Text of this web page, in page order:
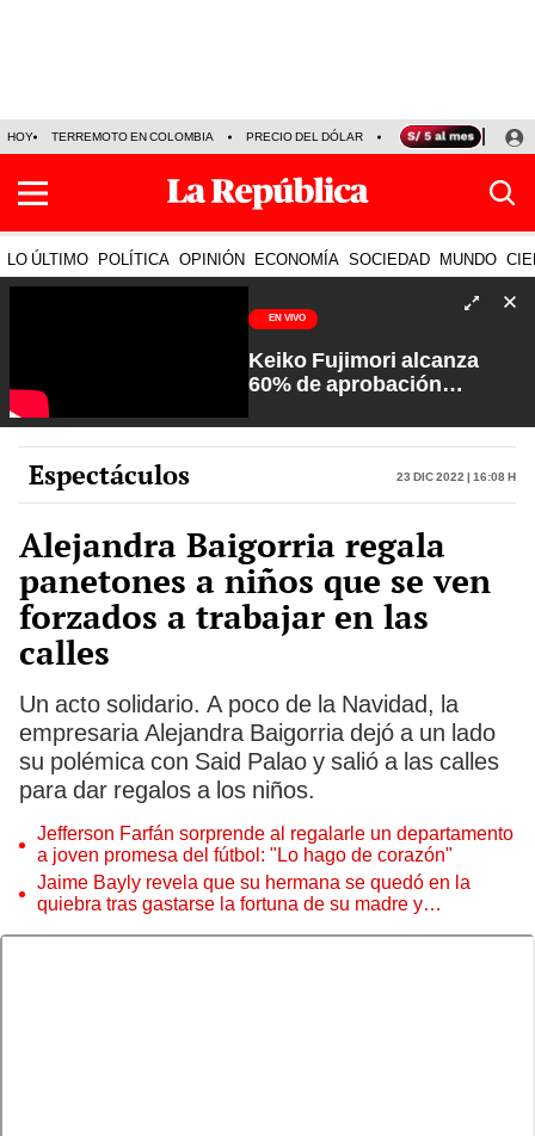
HOY TERREMOTO EN COLOMBIA PRECIO DEL DÓLAR KEIKO FUJIMORI
LO ÚLTIMO POLÍTICA OPINIÓN ECONOMÍA SOCIEDAD MUNDO
EN VIVO
Keiko Fujimori alcanza
60% de aprobación
Rosa María Palacios
Espectáculos 23 Dic 2022 | 16:08 h
Alejandra Baigorria regala
panetones a niños que se ven
forzados a trabajar en las
calles
Un acto solidario. A poco de la Navidad, la
empresaria Alejandra Baigorria dejó a un lado
su polémica con Said Palao y salió a las calles
para dar regalos a los niños.
Jefferson Farfán sorprende al regalarle un departamento
a joven promesa del fútbol: "Lo hago de corazón"
Jaime Bayly revela que su hermana se quedó en la
quiebra tras gastarse la fortuna de su madre y